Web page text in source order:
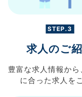
STEP.3
求人のご
豊富な求人情報から
に合った求人を